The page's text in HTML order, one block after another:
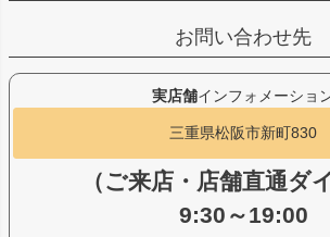
お問い合わせ先
実店舗インフォメーショ
三重県松阪市新町830
（ご来店・店舗直通ダ
9:30～19:00